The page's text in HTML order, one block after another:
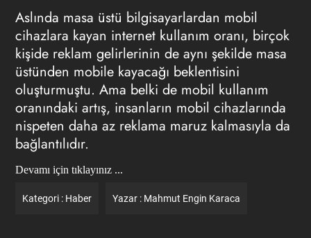
Aslında masa üstü bilgisayarlardan mobil
cihazlara kayan internet kullanım oranı, birçok
kişide reklam gelirlerinin de aynı şekilde masa
üstünden mobile kayacağı beklentisini
oluşturmuştu. Ama belki de mobil kullanım
oranındaki artış, insanların mobil cihazlarında
nispeten daha az reklama maruz kalmasıyla da
bağlantılıdır.
Devamı için tıklayınız ...
Kategori : Haber Yazar : Mahmut Engin Karaca